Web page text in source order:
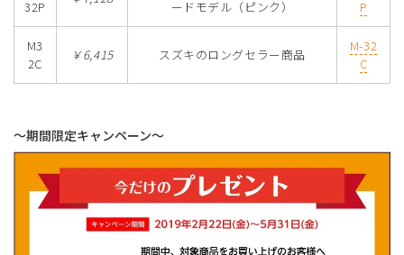
32P
ードモデル（ピンク）
P
M3
2C
￥6,415 スズキのロングセラー商品
M-32
C
～期間限定キャンペーン～